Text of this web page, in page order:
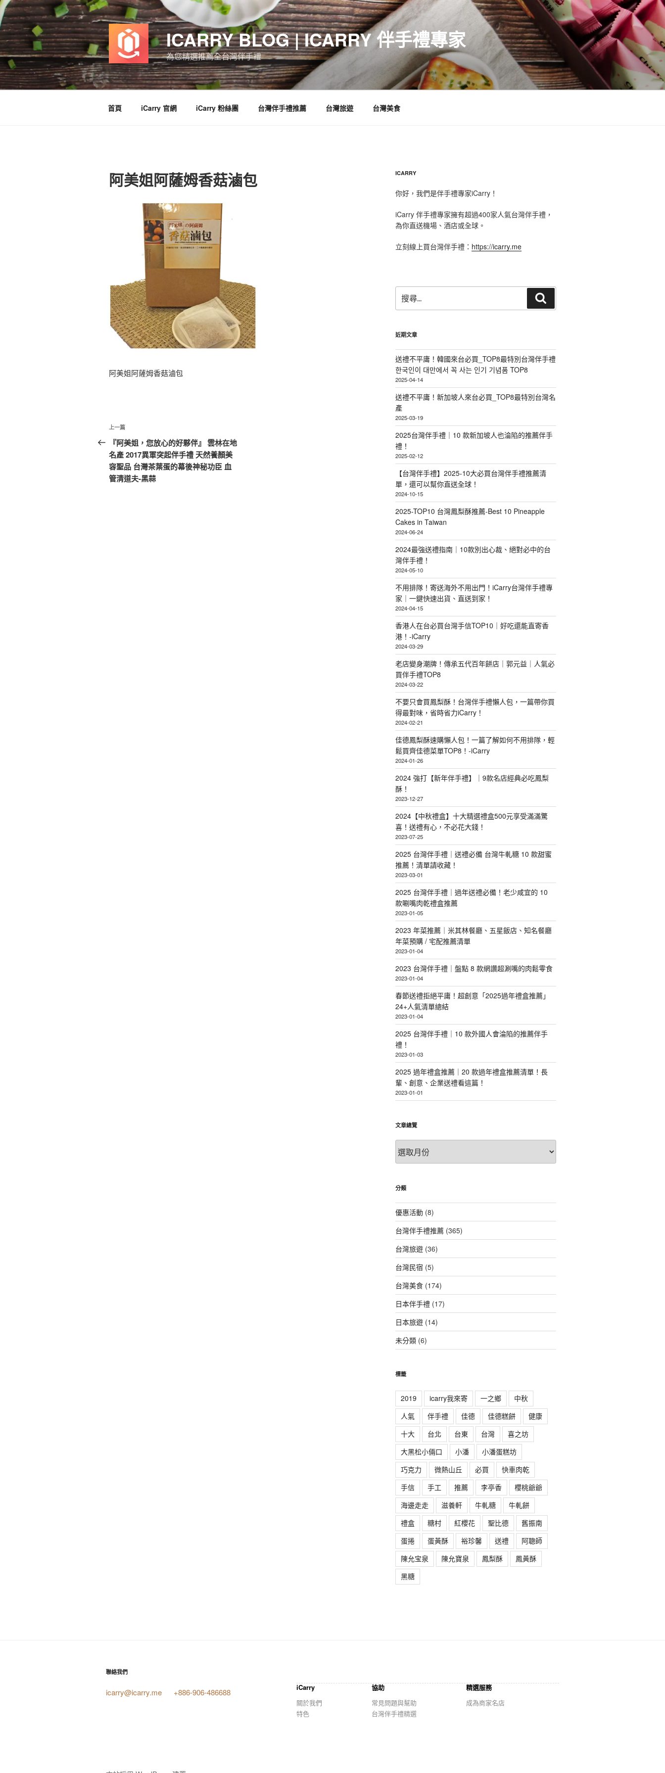
跳
至
主
要
內
容
ICARRY BLOG | ICARRY 伴手禮專家
為您精選推薦全台灣伴手禮
首頁 iCarry 官網 iCarry 粉絲團 台灣伴手禮推薦 台灣旅遊 台灣美食
阿美姐阿薩姆香菇滷包
阿美姐阿薩姆香菇滷包
文
章
導
覽
上
一
篇
文
章
上一篇
『阿美姐，您放心的好夥伴』 雲林在地
名產 2017異軍突起伴手禮 天然養顏美
容聖品 台灣茶葉蛋的幕後神秘功臣 血
管清道夫-黑蒜
ICARRY
你好，我們是伴手禮專家iCarry！
iCarry 伴手禮專家擁有超過400家人氣台灣伴手禮，
為你直送機場、酒店或全球。
立刻線上買台灣伴手禮： https://icarry.me
尋
關
字:
尋
近期文章
送禮不平庸！韓國來台必買_TOP8最特別台灣伴手禮
한국인이 대만에서 꼭 사는 인기 기념품 TOP8
2025-04-14
送禮不平庸！新加坡人來台必買_TOP8最特別台灣名
產
2025-03-19
2025台灣伴手禮｜10 款新加坡人也淪陷的推薦伴手
禮！
2025-02-12
【台灣伴手禮】2025-10大必買台灣伴手禮推薦清
單，還可以幫你直送全球！
2024-10-15
2025-TOP10 台灣鳳梨酥推薦-Best 10 Pineapple
Cakes in Taiwan
2024-06-24
2024最強送禮指南｜10款別出心裁、絕對必中的台
灣伴手禮！
2024-05-10
不用排隊！寄送海外不用出門！iCarry台灣伴手禮專
家｜一鍵快速出貨、直送到家！
2024-04-15
香港人在台必買台灣手信TOP10｜好吃還能直寄香
港！-iCarry
2024-03-29
老店變身潮牌！傳承五代百年餅店｜郭元益｜人氣必
買伴手禮TOP8
2024-03-22
不要只會買鳳梨酥！台灣伴手禮懶人包，一篇帶你買
得最對味，省時省力iCarry！
2024-02-21
佳德鳳梨酥速購懶人包！一篇了解如何不用排隊，輕
鬆買齊佳德菜單TOP8！-iCarry
2024-01-26
2024 強打【新年伴手禮】｜9款名店經典必吃鳳梨
酥！
2023-12-27
2024【中秋禮盒】十大精選禮盒500元享受滿滿驚
喜！送禮有心，不必花大錢！
2023-07-25
2025 台灣伴手禮｜送禮必備 台灣牛軋糖 10 款甜蜜
推薦！清單請收藏！
2023-03-01
2025 台灣伴手禮｜過年送禮必備！老少咸宜的 10
款唰嘴肉乾禮盒推薦
2023-01-05
2023 年菜推薦｜米其林餐廳、五星飯店、知名餐廳
年菜預購 / 宅配推薦清單
2023-01-04
2023 台灣伴手禮｜盤點 8 款網讚超涮嘴的肉鬆零食
2023-01-04
春節送禮拒絕平庸！超創意「2025過年禮盒推薦」
24+人氣清單總結
2023-01-04
2025 台灣伴手禮｜10 款外國人會淪陷的推薦伴手
禮！
2023-01-03
2025 過年禮盒推薦｜20 款過年禮盒推薦清單！長
輩、創意、企業送禮看這篇！
2023-01-01
文章總覽
章
總
分類
優惠活動(8)
台灣伴手禮推薦(365)
台灣旅遊(36)
台灣民宿 (5)
台灣美食(174)
日本伴手禮(17)
日本旅遊(14)
未分類(6)
標籤
2019 icarry我來寄 一之鄉
中秋
人氣
伴手禮 佳德 佳德糕餅
健康
十大
台北 台東 台灣
喜之坊
大黑松小倆口
小潘
小潘蛋糕坊
巧克力
微熱山丘 必買
快車肉乾
手信
手工 推薦 李亭香
櫻桃爺爺
海邊走走
滋養軒 牛軋糖
牛軋餅
禮盒
糖村 紅櫻花 聖比德
舊振南
蛋捲
蛋黃酥 裕珍馨 送禮
阿聰師
陳允宝泉
陳允寶泉 鳳梨酥
鳳黃酥
黑糖
聯絡我們
icarry@icarry.me +886-906-486688
iCarry
關於我們
特色
協助
常見問題與幫助
台灣伴手禮精選
精選服務
成為商家名店